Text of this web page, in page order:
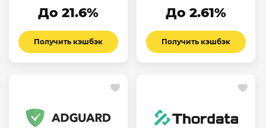
До 21.6%
Получить кэшбэк
До 2.61%
Получить кэшбэк